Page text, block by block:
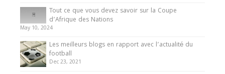
Tout ce que vous devez savoir sur la Coupe
d’Afrique des Nations
May 10, 2024
Les meilleurs blogs en rapport avec l’actualité du
football
Dec 23, 2021